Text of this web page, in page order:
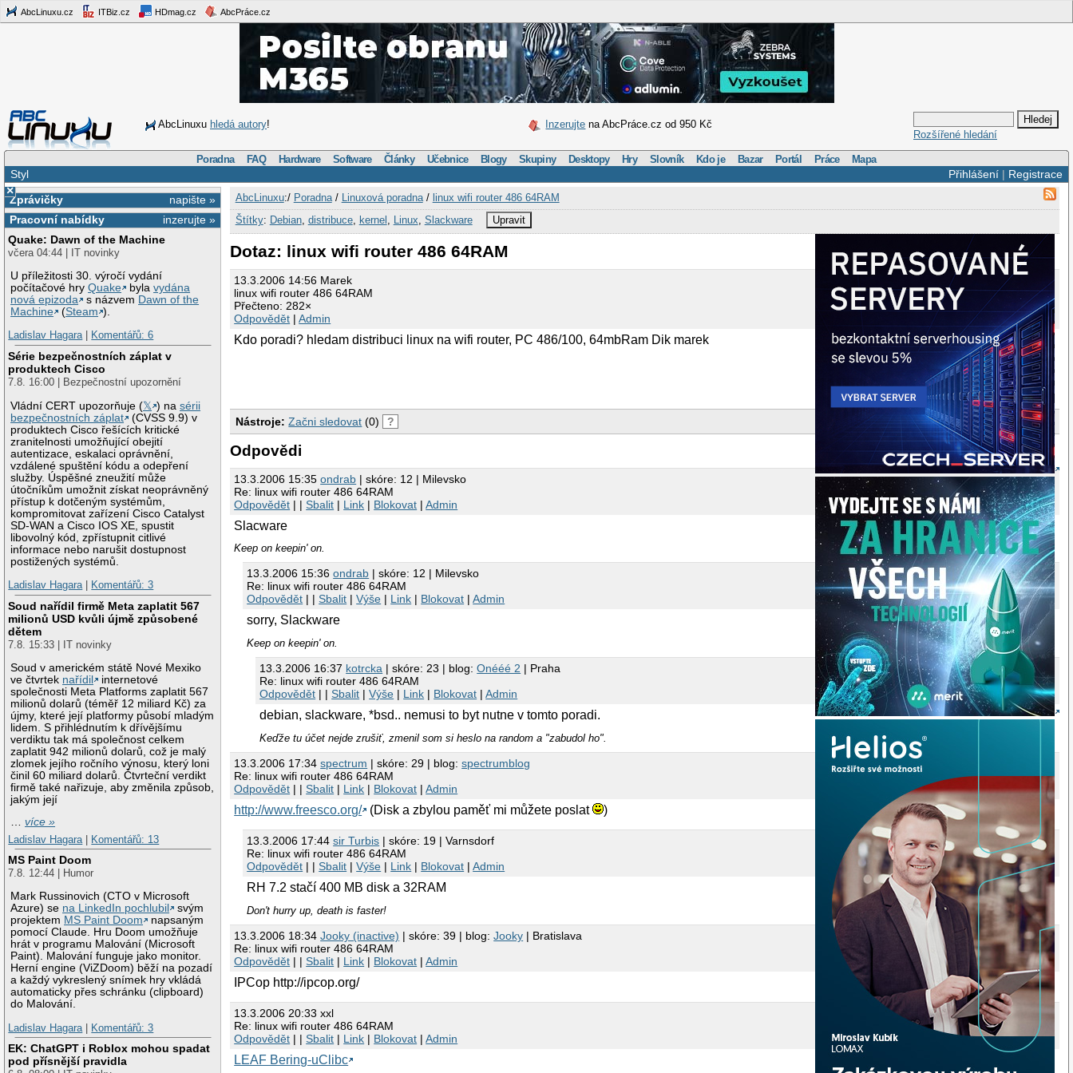
AbcLinuxu.cz ITBiz.cz HDmag.cz AbcPráce.cz
AbcLinuxu hledá autory! Inzerujte na AbcPráce.cz od 950 Kč
Rozšířené hledání
Poradna FAQ Hardware Software Články Učebnice Blogy Skupiny Desktopy Hry Slovník Kdo je Bazar Portál Práce Mapa
Přihlášení| Registrace
Styl
×
napište »
Zprávičky
inzerujte »
Pracovní nabídky
Quake: Dawn of the Machine
včera 04:44 | IT novinky
U příležitosti 30. výročí vydání
počítačové hryQuake bylavydána
nová epizoda
s názvem Dawn of the
Machine
(Steam ).
Ladislav Hagara| Komentářů: 6
Série bezpečnostních záplat v
produktech Cisco
7.8. 16:00 | Bezpečnostní upozornění
Vládní CERT upozorňuje (𝕏 ) nasérii
bezpečnostních záplat
(CVSS 9.9) v
produktech Cisco řešících kritické
zranitelnosti umožňující obejití
autentizace, eskalaci oprávnění,
vzdálené spuštění kódu a odepření
služby. Úspěšné zneužití může
útočníkům umožnit získat neoprávněný
přístup k dotčeným systémům,
kompromitovat zařízení Cisco Catalyst
SD-WAN a Cisco IOS XE, spustit
libovolný kód, zpřístupnit citlivé
informace nebo narušit dostupnost
postižených systémů.
Ladislav Hagara| Komentářů: 3
Soud nařídil firmě Meta zaplatit 567
milionů USD kvůli újmě způsobené
dětem
7.8. 15:33 | IT novinky
Soud v americkém státě Nové Mexiko
ve čtvrtek nařídil
internetové
společnosti Meta Platforms zaplatit 567
milionů dolarů (téměř 12 miliard Kč) za
újmy, které její platformy působí mladým
lidem. S přihlédnutím k dřívějšímu
verdiktu tak má společnost celkem
zaplatit 942 milionů dolarů, což je malý
zlomek jejího ročního výnosu, který loni
činil 60 miliard dolarů. Čtvrteční verdikt
firmě také nařizuje, aby změnila způsob,
jakým její
…více »
Ladislav Hagara
Komentářů: 13
MS Paint Doom
7.8. 12:44 | Humor
Mark Russinovich (CTO v Microsoft
Azure) se na LinkedIn pochlubil
svým
projektem MS Paint Doom
napsaným
pomocí Claude. Hru Doom umožňuje
hrát v programu Malování (Microsoft
Paint). Malování funguje jako monitor.
Herní engine (ViZDoom) běží na pozadí
a každý vykreslený snímek hry vkládá
automaticky přes schránku (clipboard)
do Malování.
Ladislav Hagara
Komentářů: 3
EK: ChatGPT i Roblox mohou spadat
pod přísnější pravidla
AbcLinuxu:/ Poradna/ Linuxová poradna/ linux wifi router 486 64RAM
Štítky: Debian, distribuce, kernel Linux Slackware Upravit
Dotaz: linux wifi router 486 64RAM
13.3.2006 14:56 Marek
linux wifi router 486 64RAM
Přečteno: 282×
Odpovědět |Admin
Kdo poradi? hledam distribuci linux na wifi router, PC 486/100, 64mbRam Dik marek
Nástroje: Začni sledovat (0) ?
Odpovědi
13.3.2006 15:35ondrab | skóre: 12 | Milevsko
Re: linux wifi router 486 64RAM
Odpovědět | |Sbalit | Link | Blokovat |Admin
Slacware
Keep on keepin' on.
13.3.2006 15:36ondrab | skóre: 12 | Milevsko
Re: linux wifi router 486 64RAM
Odpovědět | |Sbalit |Výše | Link | Blokovat |Admin
sorry, Slackware
Keep on keepin' on.
13.3.2006 16:37 kotrcka | skóre: 23 | blog:Onééé 2 | Praha
Re: linux wifi router 486 64RAM
Odpovědět | |Sbalit |Výše | Link | Blokovat |Admin
debian, slackware, *bsd.. nemusi to byt nutne v tomto poradi.
Keďže tu účet nejde zrušiť, zmenil som si heslo na random a "zabudol ho".
13.3.2006 17:34spectrum | skóre: 29 | blog:spectrumblog
Re: linux wifi router 486 64RAM
Odpovědět | |Sbalit | Link | Blokovat |Admin
http://www.freesco.org/ (Disk a zbylou paměť mi můžete poslat )
13.3.2006 17:44sir Turbis | skóre: 19 | Varnsdorf
Re: linux wifi router 486 64RAM
Odpovědět | |Sbalit |Výše | Link | Blokovat |Admin
RH 7.2 stačí 400 MB disk a 32RAM
Don't hurry up, death is faster!
13.3.2006 18:34Jooky (inactive) | skóre: 39 | blog:Jooky | Bratislava
Re: linux wifi router 486 64RAM
Odpovědět | |Sbalit | Link | Blokovat |Admin
IPCop http://ipcop.org/
13.3.2006 20:33 xxl
Re: linux wifi router 486 64RAM
Odpovědět | |Sbalit | Link | Blokovat |Admin
LEAF Bering-uClibc